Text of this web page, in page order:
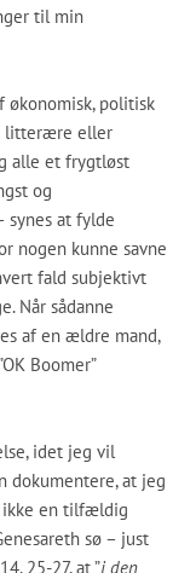
til min
økonomisk, politisk
litterære eller
alle et frygtløst
og
synes at fylde
nogen kunne savne
fald subjektivt
Når sådanne
af en ældre mand,
Boomer”
idet jeg vil
dokumentere, at jeg
ikke en tilfældig
sø – just
25-27, at ”i den